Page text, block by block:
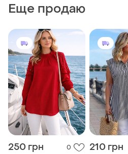
Еще продаю
250 грн 0 210 грн